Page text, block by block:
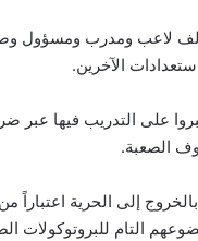
19 من بين أكثر من ألف لاعب
الآخرين.
على التدريب فيها عبر
الصعبة.
إلى الحرية
التام للبروتوكولات